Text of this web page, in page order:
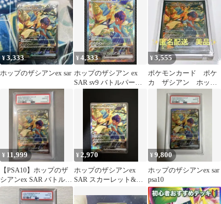
¥3,333
ホップのザシアンex sar
¥4,333
ホップのザシアン ex
SAR sv9 バトルパート
ナーズ 128/100
¥3,555
ポケモンカード ポケ
カ ザシアン ホップ
のザシアンex SAR
¥ 11,999
【PSA10】ホップのザ
シアンex SAR バトルパ
ートナーズ ポケカ
¥2,970
ホップのザシアンex
SAR スカーレット&バ
バトルパ…
¥9,800
ホップのザシアンex sar
psa10